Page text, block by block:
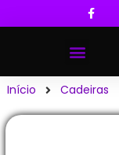
Início Cadeiras